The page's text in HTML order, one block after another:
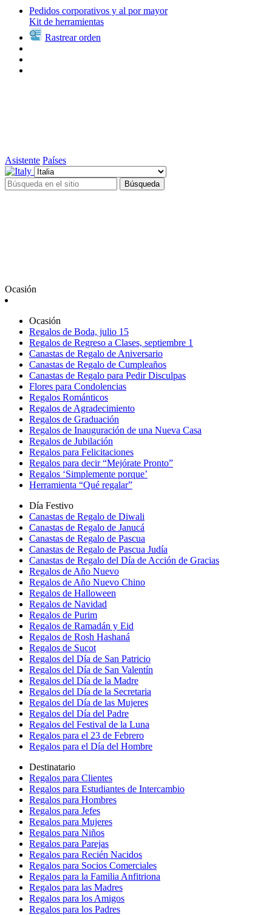
Pedidos corporativos y al por mayor
Kit de herramientas
Rastrear orden
Asistente Países
Búsqueda
Ocasión
Ocasión
Regalos de Boda, julio 15
Regalos de Regreso a Clases, septiembre 1
Canastas de Regalo de Aniversario
Canastas de Regalo de Cumpleaños
Canastas de Regalo para Pedir Disculpas
Flores para Condolencias
Regalos Románticos
Regalos de Agradecimiento
Regalos de Graduación
Regalos de Inauguración de una Nueva Casa
Regalos de Jubilación
Regalos para Felicitaciones
Regalos para decir “Mejórate Pronto”
Regalos ‘Simplemente porque’
Herramienta “Qué regalar”
Día Festivo
Canastas de Regalo de Diwali
Canastas de Regalo de Janucá
Canastas de Regalo de Pascua
Canastas de Regalo de Pascua Judía
Canastas de Regalo del Día de Acción de Gracias
Regalos de Año Nuevo
Regalos de Año Nuevo Chino
Regalos de Halloween
Regalos de Navidad
Regalos de Purim
Regalos de Ramadán y Eid
Regalos de Rosh Hashaná
Regalos de Sucot
Regalos del Día de San Patricio
Regalos del Día de San Valentín
Regalos del Día de la Madre
Regalos del Día de la Secretaria
Regalos del Día de las Mujeres
Regalos del Día del Padre
Regalos del Festival de la Luna
Regalos para el 23 de Febrero
Regalos para el Día del Hombre
Destinatario
Regalos para Clientes
Regalos para Estudiantes de Intercambio
Regalos para Hombres
Regalos para Jefes
Regalos para Mujeres
Regalos para Niños
Regalos para Parejas
Regalos para Recién Nacidos
Regalos para Socios Comerciales
Regalos para la Familia Anfitriona
Regalos para las Madres
Regalos para los Amigos
Regalos para los Padres